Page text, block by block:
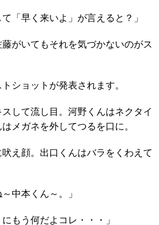
「早く来いよ」が言えると？」
がいてもそれを気づかないのがス
ショットが発表されます。
して流し目。河野くんはネクタイ
メガネを外してつるを口に。
え顔。出口くんはバラをくわえて
中本くん～。」
もう何だよコレ・・・」